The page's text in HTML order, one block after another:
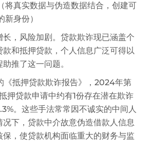
将真实数据与伪造数据结合，创建可
身份）
长，风险加剧。贷款欺诈现已涵盖个
款和抵押贷款，个人信息广泛可得以
推了这一问题。
抵押贷款欺诈报告》，2024年第
押贷款申请中约有1份存在潜在欺诈
。这些手法常常因不诚实的中间人
下，贷款中介故意伪造借款人信息
保，使贷款机构面临重大的财务与监